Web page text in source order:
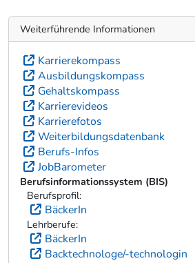
Weiterführende Informationen
Karrierekompass
Ausbildungskompass
Gehaltskompass
Karrierevideos
Karrierefotos
Weiterbildungsdatenbank
Berufs-Infos
JobBarometer
Berufsinformationssystem (BIS)
Berufsprofil:
BäckerIn
Lehrberufe:
BäckerIn
Backtechnologe/-technologin